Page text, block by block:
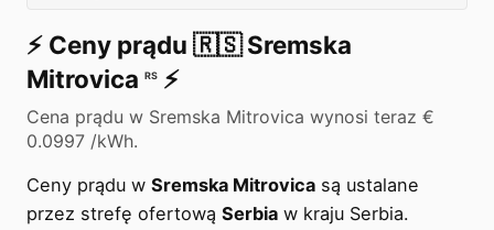
⚡️ Ceny prądu 🇷🇸 Sremska
Mitrovica RS ⚡️
Cena prądu w Sremska Mitrovica wynosi teraz €
0.0997 /kWh.
Ceny prądu w Sremska Mitrovica są ustalane
przez strefę ofertową Serbia w kraju Serbia.